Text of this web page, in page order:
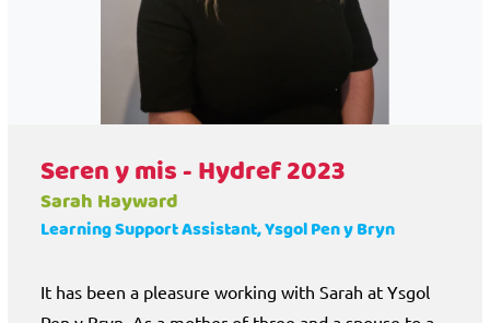
Seren y mis - Hydref 2023
Sarah Hayward
Learning Support Assistant, Ysgol Pen y Bryn
It has been a pleasure working with Sarah at Ysgol